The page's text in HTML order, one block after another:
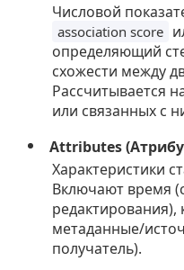
Числовой
association score
определяющий
схожести между
Рассчитывается
или связанных с
Attributes
Характеристики
Включают время
редактирования),
метаданные/
получатель).